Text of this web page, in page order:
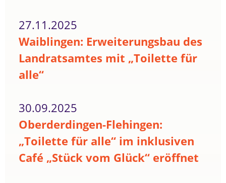
27.11.2025
Waiblingen: Erweiterungsbau des
Landratsamtes mit „Toilette für
alle“
30.09.2025
Oberderdingen-Flehingen:
„Toilette für alle“ im inklusiven
Café „Stück vom Glück“ eröffnet